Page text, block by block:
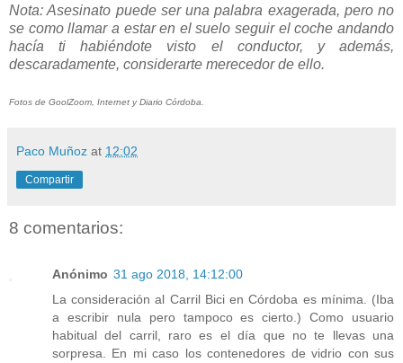
Nota: Asesinato puede ser una palabra exagerada, pero no
se como llamar a estar en el suelo seguir el coche andando
hacía ti habiéndote visto el conductor, y además,
descaradamente, considerarte merecedor de ello.
Fotos de GoolZoom, Internet y Diario Córdoba.
Paco Muñoz at 12:02
Compartir
8 comentarios:
Anónimo 31 ago 2018, 14:12:00
La consideración al Carril Bici en Córdoba es mínima. (Iba
a escribir nula pero tampoco es cierto.) Como usuario
habitual del carril, raro es el día que no te llevas una
sorpresa. En mi caso los contenedores de vidrio con sus